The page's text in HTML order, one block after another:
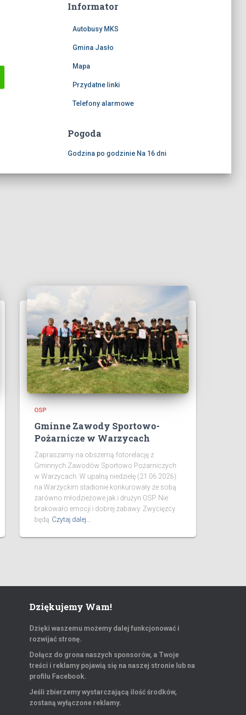
Informator
Autobusy MKS
Gmina Jasło
Mapa
Przydatne linki
Telefony alarmowe
Pogoda
Godzina po godzinie Na 16 dni
OSP
Gminne Zawody Sportowo-
Pożarnicze w Warzycach
Zapraszamy na obszerną fotorelację z
Gminnych Zawodów Sportowo Pożarniczych
w Warzycach. W upalną niedzielę (21.06.2026)
na Warzyckim stadionie konkurowały ze sobą
zarówno młodzieżowe jak i drużyn OSP. Nie
brakowało emocji i dobrej zabawy. Zwycięzcy
będą Czytaj dalej…
Dziękujemy Wam!
Dzięki waszemu możemy dalej funkcjonować i
rozwijać stronę.
Dołącz do grona naszych sponsorów, a Twoje
treści i reklamy pojawią się na naszej stronie lub na
profilu Facebook.
Jeśli zbierzemy wystarczającą ilość środków,
zostaną wyłączone reklamy.